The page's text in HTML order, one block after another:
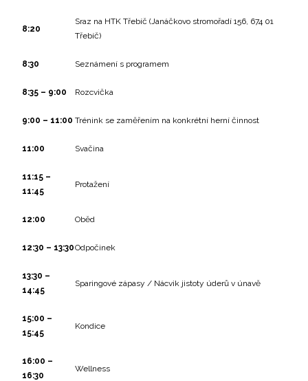
8:20
Sraz na HTK Třebíč (Janáčkovo stromořadí 156, 674 01
Třebíč)
8:30 Seznámení s programem
8:35 – 9:00 Rozcvička
9:00 – 11:00 Trénink se zaměřením na konkrétní herní činnost
11:00 Svačina
11:15 –
11:45
Protažení
12:00 Oběd
12:30 – 13:30Odpočinek
13:30 –
14:45
Sparingové zápasy / Nácvik jistoty úderů v únavě
15:00 –
15:45
Kondice
16:00 –
16:30
Wellness